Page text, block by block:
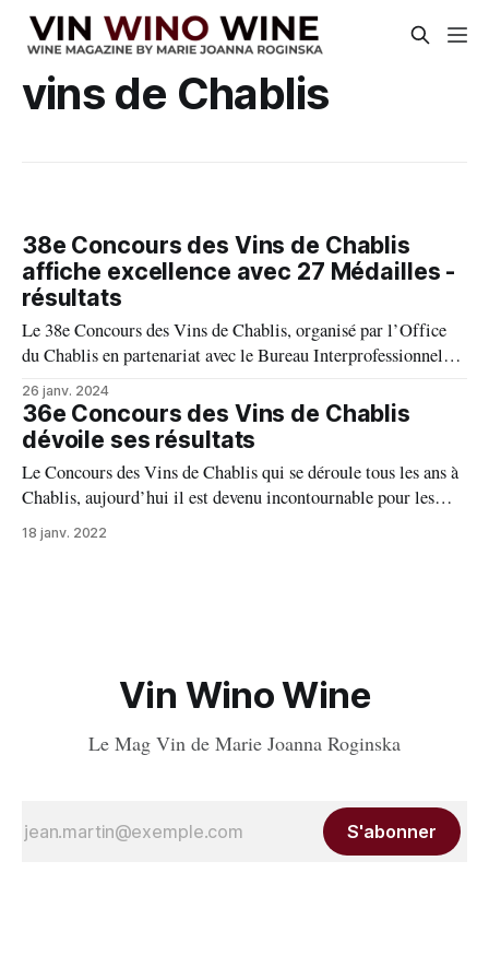
vins de Chablis
38e Concours des Vins de Chablis
affiche excellence avec 27 Médailles -
résultats
Le 38e Concours des Vins de Chablis, organisé par l’Office
du Chablis en partenariat avec le Bureau Interprofessionnel
des Vins de Bourgogne; cet événement annuel et
incontournable, s’est déroulé le samedi 20 janvier, sous la
présidence de Jean-Luc Jamrozik, président de l’Association
des Sommeliers de Paris.
26 janv. 2024
36e Concours des Vins de Chablis
dévoile ses résultats
Le Concours des Vins de Chablis qui se déroule tous les ans à
Chablis, aujourd’hui il est devenu incontournable pour les
producteurs qui y participent, cette année il a soufflé sa 36e
bougie, on voit qu’au fil des années il est devenu aussi une
18 janv. 2022
Vin Wino Wine
Le Mag Vin de Marie Joanna Roginska
S'abonner